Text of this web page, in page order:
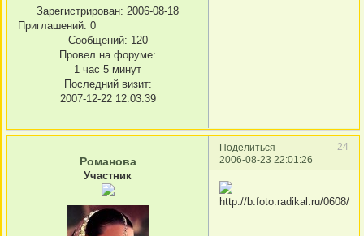
Зарегистрирован: 2006-08-18
Приглашений: 0
Сообщений: 120
Провел на форуме:
1 час 5 минут
Последний визит:
2007-12-22 12:03:39
Поделиться
24
2006-08-23 22:01:26
Романова
Участник